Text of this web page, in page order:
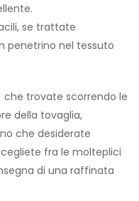
se trattate
penetrino nel tessuto
trovate scorrendo le
della tovaglia,
che desiderate
fra le molteplici
di una raffinata